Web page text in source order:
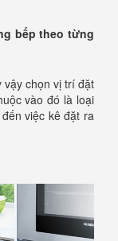
bếp theo từng
vậy chọn vị trí đặt
vào đó là loại
việc kê đặt ra